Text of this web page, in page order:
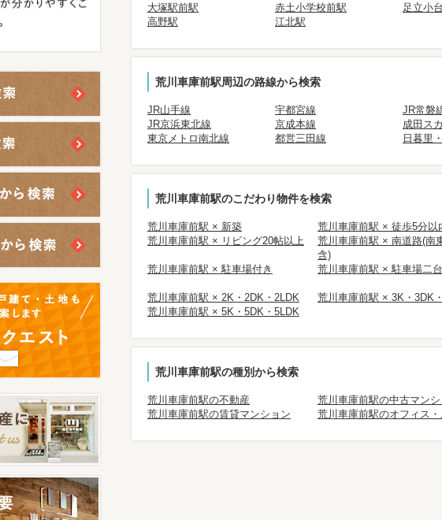
大塚駅前駅
赤土小学校前駅 足立小
高野駅
江北駅
荒川車庫前駅周辺の路線から検索
JR山手線 宇都宮線 JR常磐
JR京浜東北線
京成本線 成田ス
東京メトロ南北線
都営三田線 日暮里
荒川車庫前駅のこだわり物件を検索
荒川車庫前駅 × 新築 荒川車庫前駅 × 徒歩5分以
荒川車庫前駅 × リビング20帖以上
荒川車庫前駅 × 南道路(南
含)
荒川車庫前駅 × 駐車場付き 荒川車庫前駅 × 駐車場二
荒川車庫前駅 × 2K・2DK・2LDK
荒川車庫前駅 × 3K・3DK
荒川車庫前駅 × 5K・5DK・5LDK
荒川車庫前駅の種別から検索
荒川車庫前駅の不動産 荒川車庫前駅の中古マンシ
荒川車庫前駅の賃貸マンション
荒川車庫前駅のオフィス